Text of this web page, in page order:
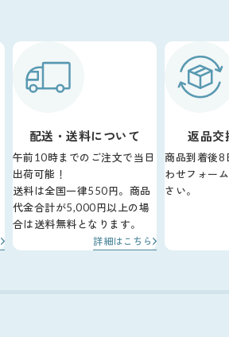
配送・送料について
午前10時までのご注文で当日
出荷可能！
送料は全国一律550円。商品
代金合計が5,000円以上の場
合は送料無料となります。
詳細はこちら
返品交
商品到着後8
わせフォー
さい。